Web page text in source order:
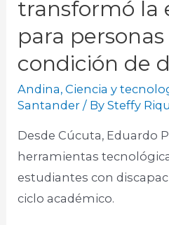
transformó la
para personas
condición de
Andina,Ciencia y
Santander / BySteffy
Desde Cúcuta, Eduardo
herramientas
estudiantes con
ciclo académico.